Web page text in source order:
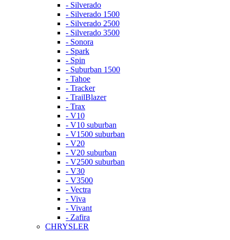
- Silverado
- Silverado 1500
- Silverado 2500
- Silverado 3500
- Sonora
- Spark
- Spin
- Suburban 1500
- Tahoe
- Tracker
- TrailBlazer
- Trax
- V10
- V10 suburban
- V1500 suburban
- V20
- V20 suburban
- V2500 suburban
- V30
- V3500
- Vectra
- Viva
- Vivant
- Zafira
CHRYSLER